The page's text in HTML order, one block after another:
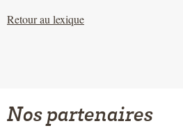
Retour au lexique
Nos partenaires